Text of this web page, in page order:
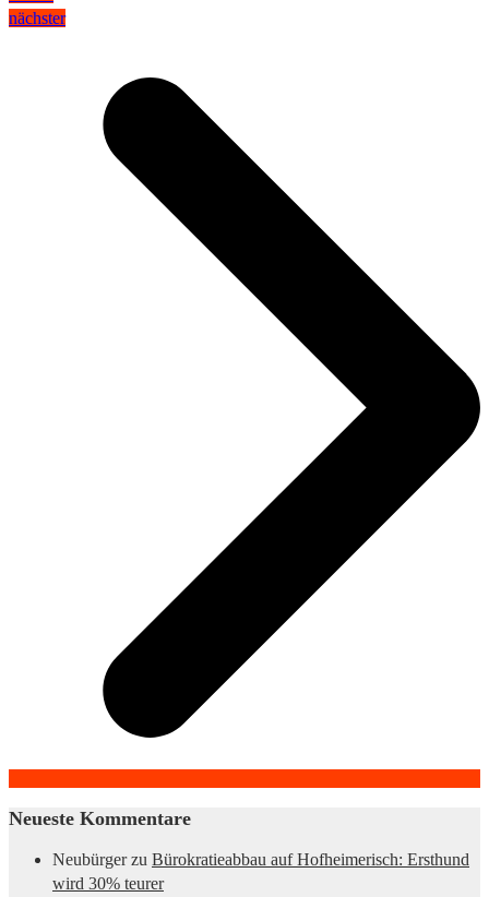
nächster
Neueste Kommentare
Neubürgerzu Bürokratieabbau auf Hofheimerisch: Ersthund
wird 30% teurer